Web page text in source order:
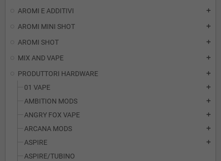
AROMI E ADDITIVI add
AROMI MINI SHOT add
AROMI SHOT add
MIX AND VAPE add
PRODUTTORI HARDWARE add
01 VAPE add
AMBITION MODS add
ANGRY FOX VAPE add
ARCANA MODS add
ASPIRE add
ASPIRE/TUBINO